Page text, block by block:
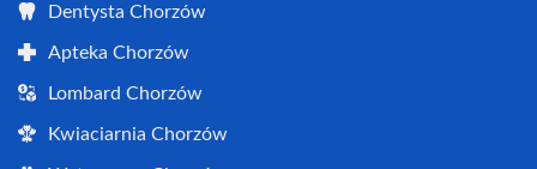
Dentysta Chorzów
Apteka Chorzów
Lombard Chorzów
Kwiaciarnia Chorzów